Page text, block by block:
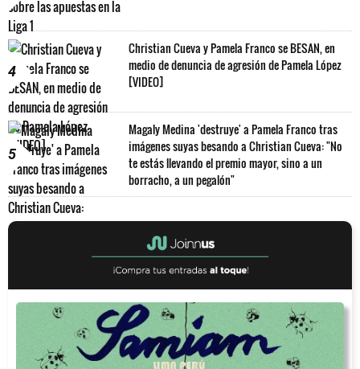
4
Christian Cueva y Pamela Franco se BESAN, en
medio de denuncia de agresión de Pamela López
[VIDEO]
5
Magaly Medina 'destruye' a Pamela Franco tras
imágenes suyas besando a Christian Cueva: "No
te estás llevando el premio mayor, sino a un
borracho, a un pegalón"